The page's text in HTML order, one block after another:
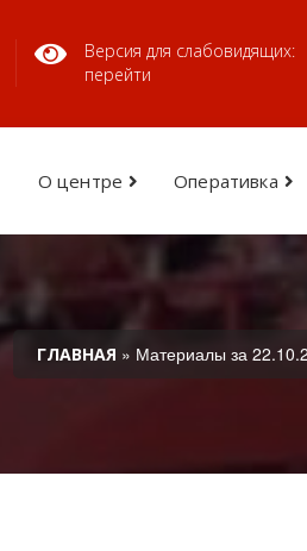
Версия для слабовидящих:
перейти
О центре Оперативка
ГЛАВНАЯ » Материалы за